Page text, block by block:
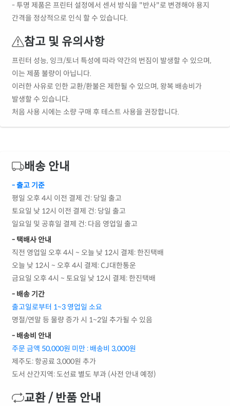
- 투명 제품은 프린터 설정에서 센서 방식을 "반사"로 변경해야 용지
간격을 정상적으로 인식 할 수 있습니다.
참고 및 유의사항
프린터 성능, 잉크/토너 특성에 따라 약간의 번짐이 발생할 수 있으며,
이는 제품 불량이 아닙니다.
이러한 사유로 인한 교환/환불은 제한될 수 있으며, 왕복 배송비가
발생할 수 있습니다.
처음 사용 시에는 소량 구매 후 테스트 사용을 권장합니다.
배송 안내
- 출고 기준
평일 오후 4시 이전 결제 건: 당일 출고
토요일 낮 12시 이전 결제 건: 당일 출고
일요일 및 공휴일 결제 건: 다음 영업일 출고
- 택배사 안내
직전 영업일 오후 4시 ~ 오늘 낮 12시 결제: 한진택배
오늘 낮 12시 ~ 오후 4시 결제: CJ대한통운
금요일 오후 4시 ~ 토요일 낮 12시 결제: 한진택배
- 배송 기간
출고일로부터 1~3 영업일 소요
명절/연말 등 물량 증가 시 1~2일 추가될 수 있음
- 배송비 안내
주문 금액 50,000원 미만 : 배송비 3,000원
제주도: 항공료 3,000원 추가
도서 산간지역: 도선료 별도 부과 (사전 안내 예정)
교환 / 반품 안내